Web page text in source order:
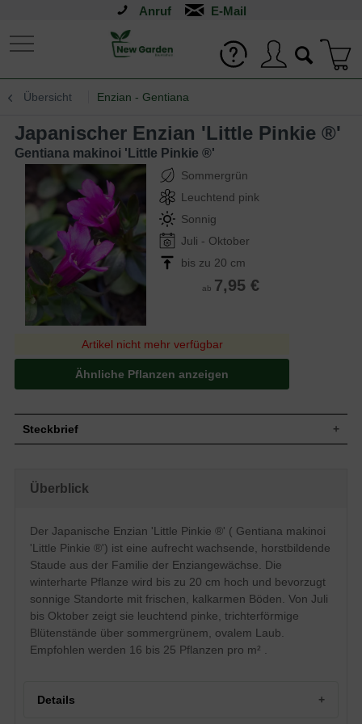
Anruf
Übersicht Enzian - Gentiana
Japanischer Enzian 'Little Pinkie ®'
Gentiana makinoi 'Little Pinkie ®'
Sommergrün
Leuchtend pink
Sonnig
Juli - Oktober
bis zu 20 cm
ab 7,95 €
Artikel nicht mehr verfügbar
Ähnliche Pflanzen anzeigen
Steckbrief
Wuchshöhe
eiförmig
Blüte
Einfache, leuchtend pinke Blütenstände,
Blütezeit
Juli - Oktober
Wurzeln
Horstbildend
Boden
Frisch, normal durchlässig, kalkarm
Standort
Sonnig
Pflanzen pro
16 bis 25
Überblick
Der Japanische Enzian 'Little Pinkie ®' ( Gentiana makinoi
'Little Pinkie ®') ist eine aufrecht wachsende, horstbildende
Staude aus der Familie der Enziangewächse. Die
winterharte Pflanze wird bis zu 20 cm hoch und bevorzugt
sonnige Standorte mit frischen, kalkarmen Böden. Von Juli
bis Oktober zeigt sie leuchtend pinke, trichterförmige
Blütenstände über sommergrünem, ovalem Laub.
Empfohlen werden 16 bis 25 Pflanzen pro m² .
Details